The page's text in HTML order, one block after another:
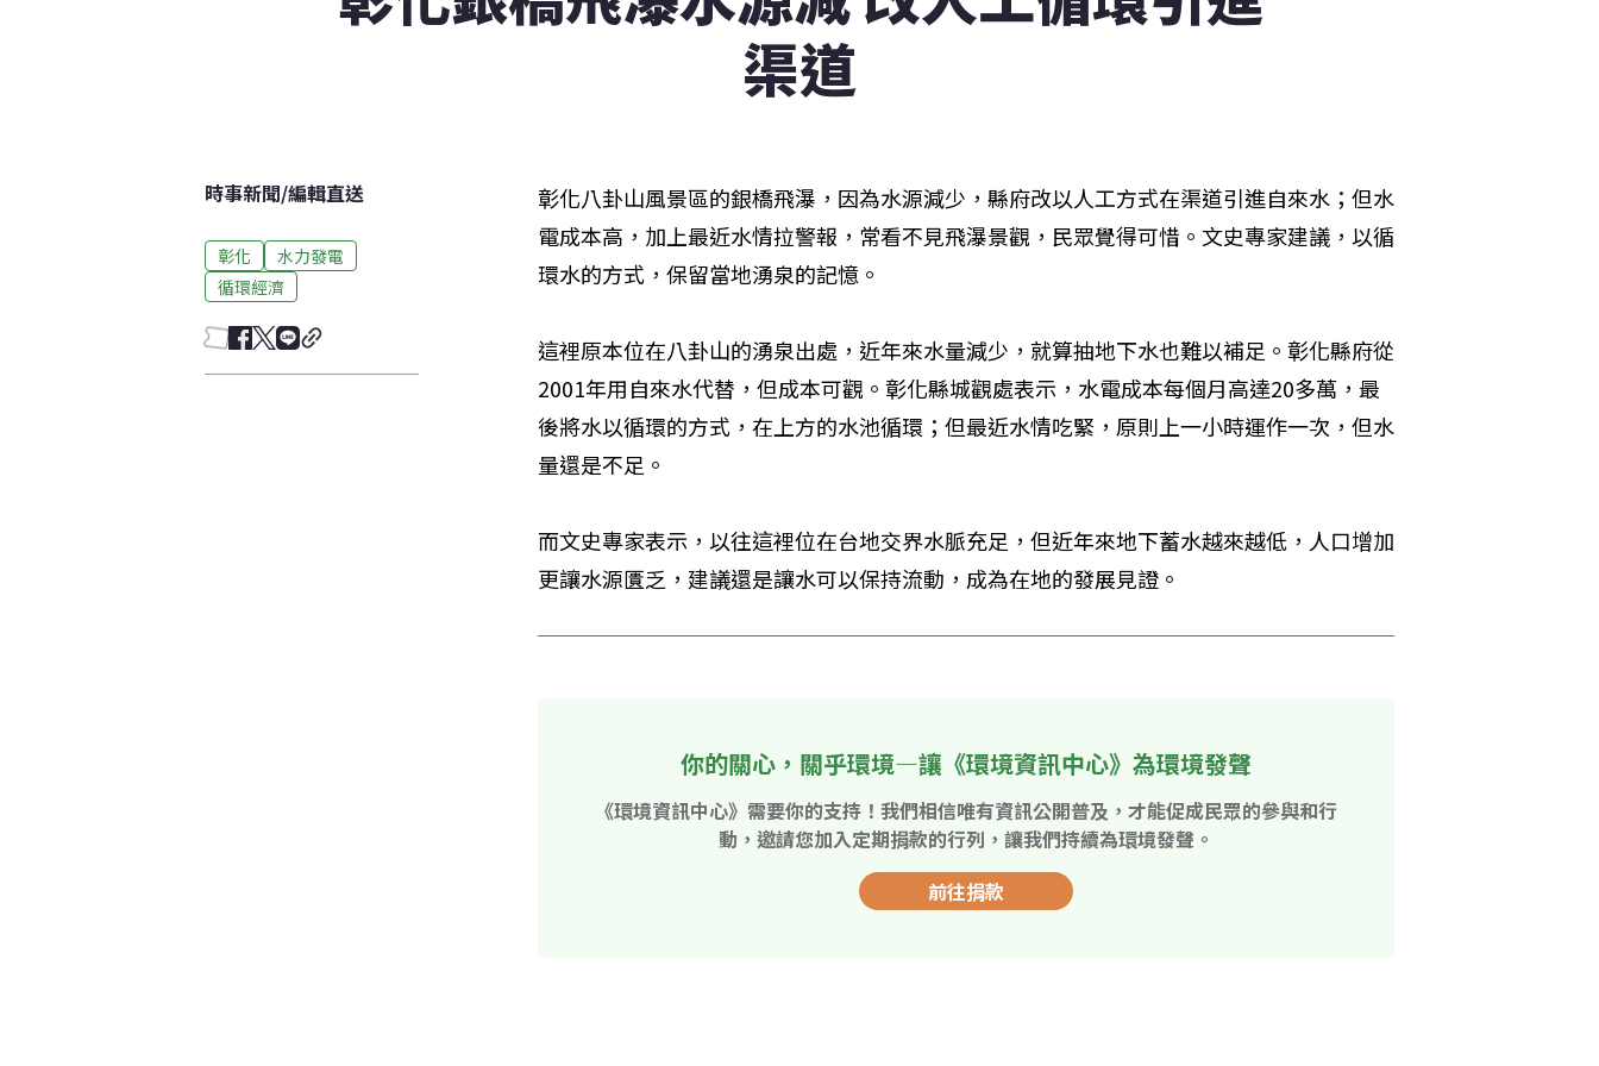
渠道
時事新聞/編輯直送
彰化
水力發電
循環經濟
彰化八卦山風景區的銀橋飛瀑，因為水源減少，縣府改以人工方式在渠道引進自來水；但水
電成本高，加上最近水情拉警報，常看不見飛瀑景觀，民眾覺得可惜。文史專家建議，以循
環水的方式，保留當地湧泉的記憶。
這裡原本位在八卦山的湧泉出處，近年來水量減少，就算抽地下水也難以補足。彰化縣府從
2001年用自來水代替，但成本可觀。彰化縣城觀處表示，水電成本每個月高達20多萬，最
後將水以循環的方式，在上方的水池循環；但最近水情吃緊，原則上一小時運作一次，但水
量還是不足。
而文史專家表示，以往這裡位在台地交界水脈充足，但近年來地下蓄水越來越低，人口增加
更讓水源匱乏，建議還是讓水可以保持流動，成為在地的發展見證。
你的關心，關乎環境—讓《環境資訊中心》為環境發聲
《環境資訊中心》需要你的支持！我們相信唯有資訊公開普及，才能促成民眾的參與和行
動，邀請您加入定期捐款的行列，讓我們持續為環境發聲。
前往捐款